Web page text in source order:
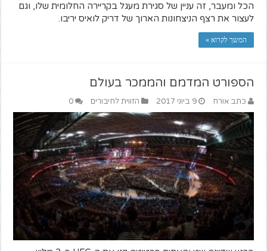
הכל ומעבר, זה עניין של סגירת מעגל בקריירה החלומית שלו, וגם
לעצור את רצף הניצחונות הארוך של דריק לואיס יריבו.
המשך לקרוא »
הספורט המדמם והממכר בעולם
כתב אורח 9 ביוני 2017 הזווית לחיבורים 0